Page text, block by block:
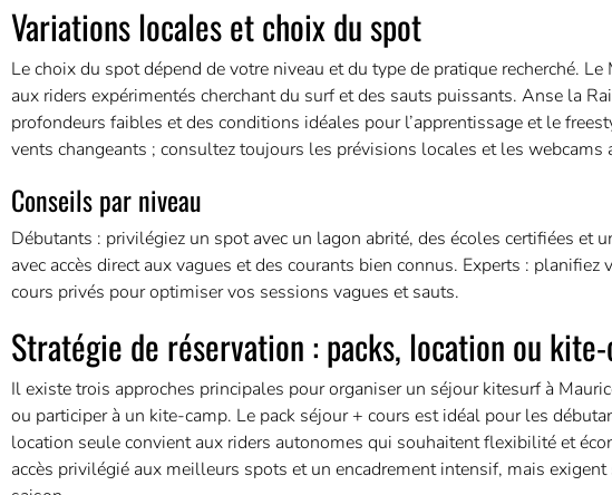
Variations locales et choix du spot
Le choix du spot dépend de votre niveau et du type de pratique recherché.
aux riders expérimentés cherchant du surf et des sauts puissants. Anse la
profondeurs faibles et des conditions idéales pour l’apprentissage et le
vents changeants ; consultez toujours les prévisions locales et les webcams
Conseils par niveau
Débutants : privilégiez un spot avec un lagon abrité, des écoles certifiées et
avec accès direct aux vagues et des courants bien connus. Experts :
cours privés pour optimiser vos sessions vagues et sauts.
Stratégie de réservation : packs, location ou
Il existe trois approches principales pour organiser un séjour kitesurf à
ou participer à un kite-camp. Le pack séjour + cours est idéal pour les
location seule convient aux riders autonomes qui souhaitent flexibilité et
accès privilégié aux meilleurs spots et un encadrement intensif, mais